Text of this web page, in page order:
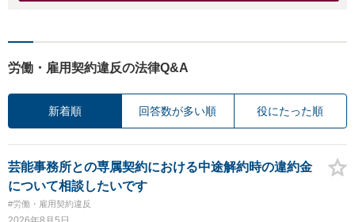
労働・雇用契約違反の法律Q&A
新着順 回答数が多い順 役にたった順
芸能事務所との専属契約における中途解約時の違約金
について相談したいです
#労働・雇用契約違反